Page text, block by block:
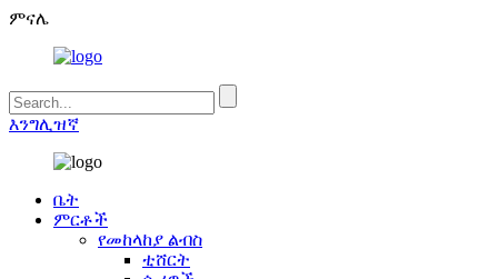
ምናሌ
እንግሊዝኛ
ቤት
ምርቶች
የመከላከያ ልብስ
ቲሸርት